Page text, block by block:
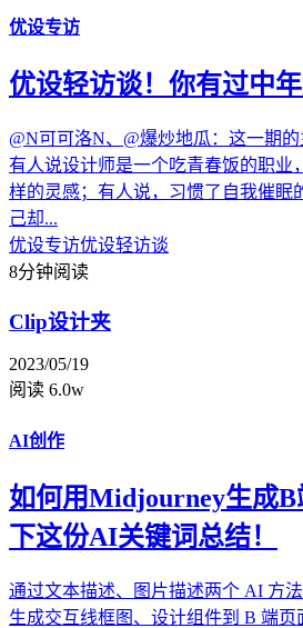
优设专访
优设轻访谈！你有过中
@N可可洛N、@爆炒地瓜​​​​：这一期的
有人说设计师是一个吃青春饭的职业
样的灵感；有人说，习惯了自我催眠
己却...
优设专访优设轻访谈
8分钟阅读
Clip设计夹
2023/05/19
阅读 6.0w
AI创作
如何用Midjourney生成
下这份AI关键词总结！
通过文本描述、图片描述两个 AI 方
生成交互线框图、设计组件到 B 端页